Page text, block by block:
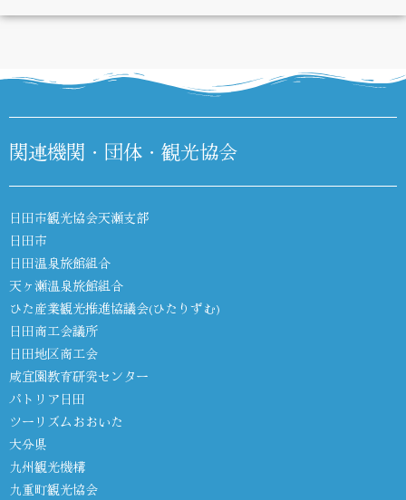
DIARY
関連機関・団体・観光協会
日田市観光協会天瀬支部
日田市
日田温泉旅館組合
天ヶ瀬温泉旅館組合
ひた産業観光推進協議会(ひたりずむ)
日田商工会議所
日田地区商工会
咸宜園教育研究センター
パトリア日田
ツーリズムおおいた
大分県
九州観光機構
九重町観光協会